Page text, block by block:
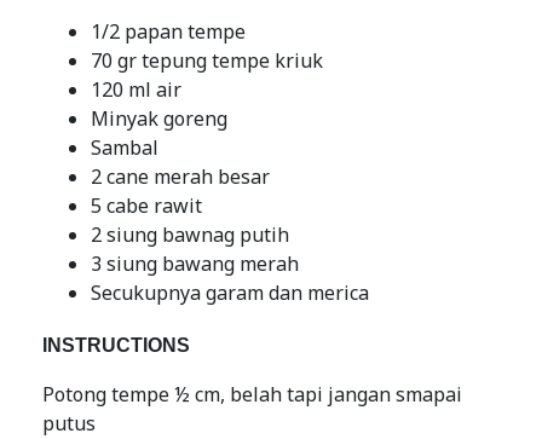
1/2 papan tempe
70 gr tepung tempe kriuk
120 ml air
Minyak goreng
Sambal
2 cane merah besar
5 cabe rawit
2 siung bawnag putih
3 siung bawang merah
Secukupnya garam dan merica
INSTRUCTIONS
Potong tempe ½ cm, belah tapi jangan smapai
putus